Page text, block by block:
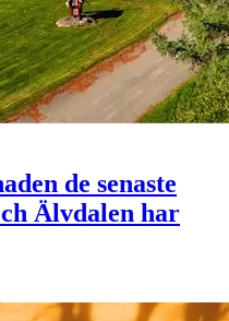
de senaste
Älvdalen har